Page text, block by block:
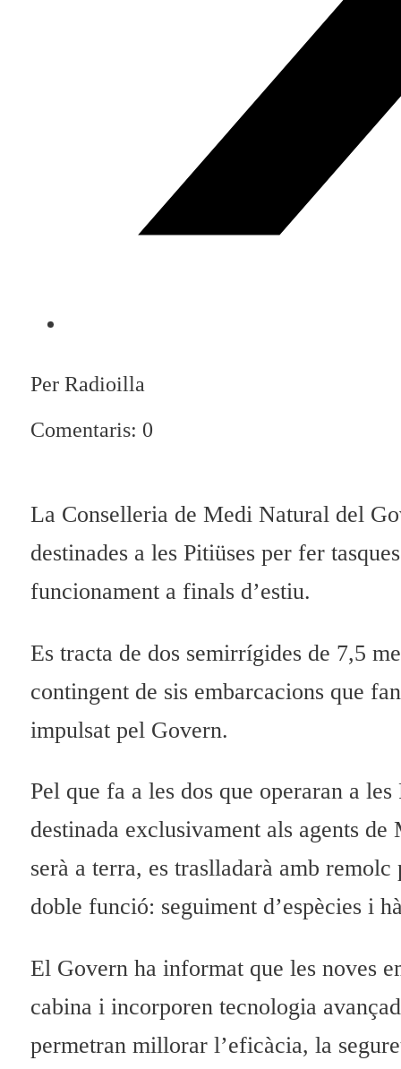
Per Radioilla
Comentaris: 0
La Conselleria de Medi Natural del
destinades a les Pitiüses per fer
funcionament a finals d’estiu.
Es tracta de dos semirrígides de 7,5
contingent de sis embarcacions que
impulsat pel Govern.
Pel que fa a les dos que operaran a
destinada exclusivament als agents
serà a terra, es traslladarà amb
doble funció: seguiment d’espècies i
El Govern ha informat que les noves
cabina i incorporen tecnologia
permetran millorar l’eficàcia, la